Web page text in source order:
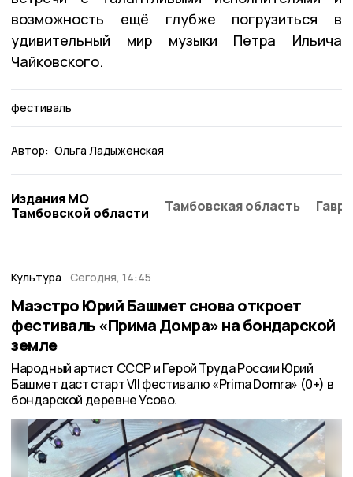
возможность ещё глубже погрузиться в
удивительный мир музыки Петра Ильича
Чайковского.
фестиваль
Автор: Ольга Ладыженская
Издания МО
Тамбовской области
Тамбовская область
Культура Сегодня, 14:45
Маэстро Юрий Башмет снова откроет
фестиваль «Прима Домра» на бондарской
земле
Народный артист СССР и Герой Труда России Юрий
Башмет даст старт VII фестивалю «Prima Domra» (0+) в
бондарской деревне Усово.